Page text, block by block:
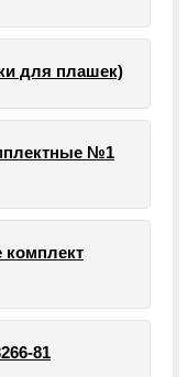
для плашек)
№1
81